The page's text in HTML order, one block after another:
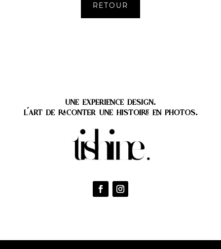
RETOUR
une experience design.
l'art de raconter une histoire en photos.